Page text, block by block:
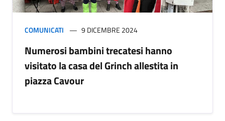
COMUNICATI 9 DICEMBRE 2024
Numerosi bambini trecatesi hanno
visitato la casa del Grinch allestita in
piazza Cavour